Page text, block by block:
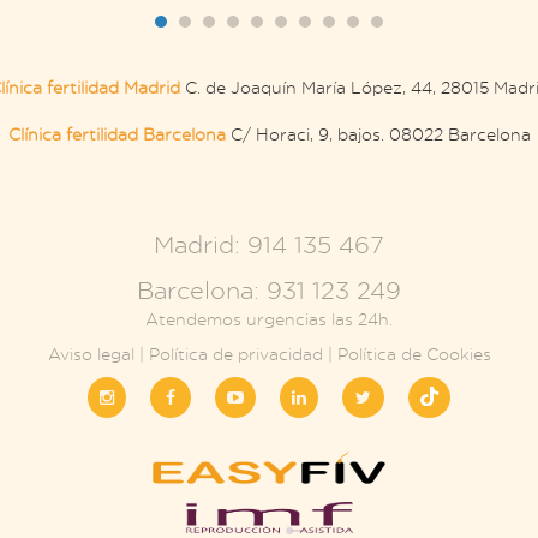
fertilidad MadridC. de Joaquín María López, 44, 28015
Clínica fertilidad BarcelonaC/ Horaci, 9, bajos. 08022 Barcelona
Madrid: 914 135 467
Barcelona: 931 123 249
Atendemos urgencias las 24h.
Aviso legal | Política de privacidad | Política de Cookies